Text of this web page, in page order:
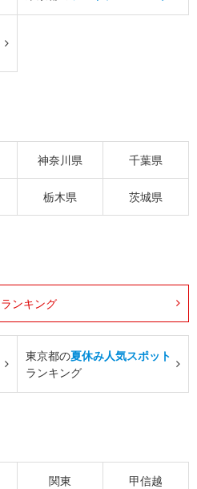
神奈川県 千葉県
栃木県 茨城県
ランキング
東京都の夏休み人気スポット
ランキング
関東 甲信越